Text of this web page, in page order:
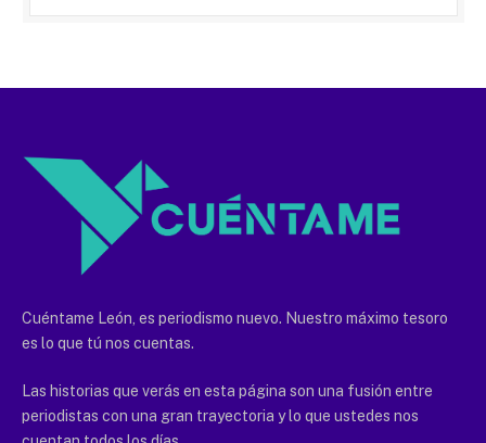
Cuéntame León, es periodismo nuevo. Nuestro máximo tesoro
es lo que tú nos cuentas.
Las historias que verás en esta página son una fusión entre
periodistas con una gran trayectoria y lo que ustedes nos